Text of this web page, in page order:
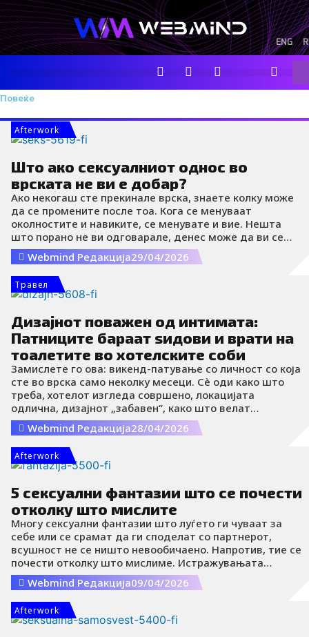
Skip
to
content
ENG
F
a
c
b
I
n
s
a
m
Y
o
u
u
o
t
t
i
t
o
k
-
L
i
n
e
Повеќе
Afterwork
Што ако сексуалниот однос во
врската не ви е добар?
Ако некогаш сте прекинале врска, знаете колку може
да се промените после тоа. Кога се менуваат
околностите и навиките, се менувате и вие. Нешта
што порано не ви одговарале, денес може да ви се
допаѓаат, и обратно. Тоа е сосема нормално. Со секое
искуство станувате позрели, а тоа неизбежно влијае
на следната врска во која ќе влезете.
Webmind Редакција29/04/2026
Травел
Дизајнот поважен од интимата:
Патниците бараат ѕидови и врати на
тоалетите во хотелските соби
Замислете го ова: викенд-патување со личност со која
сте во врска само неколку месеци. Сè оди како што
треба, хотелот изгледа совршено, локацијата
одлична, дизајнот „забавен“, како што велат
рецензиите. Ја отворате вратата од собата и сфаќате
дека ќе се запознаете побрзо отколку што сте
планирале. Бидејќи меѓу креветот и тоалетот стои
само стакло.
Webmind Редакција28/04/2026
Afterwork
5 сексуални фантазии што се почести
отколку што мислите
Многу сексуални фантазии што луѓето ги чуваат за
себе или се срамат да ги споделат со партнерот,
всушност не се ништо невообичаено. Напротив, тие се
почести отколку што мислиме. Истражувањата
покажуваат дека најчесто се поврзани со интимност
на необични места, привлечност кон некој друг, како и
со динамика на доминација и препуштање.
Webmind Редакција09/04/2026
Afterwork